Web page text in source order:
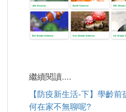
繼續閱讀....
【防疫新生活-下】學齡
何在家不無聊呢?